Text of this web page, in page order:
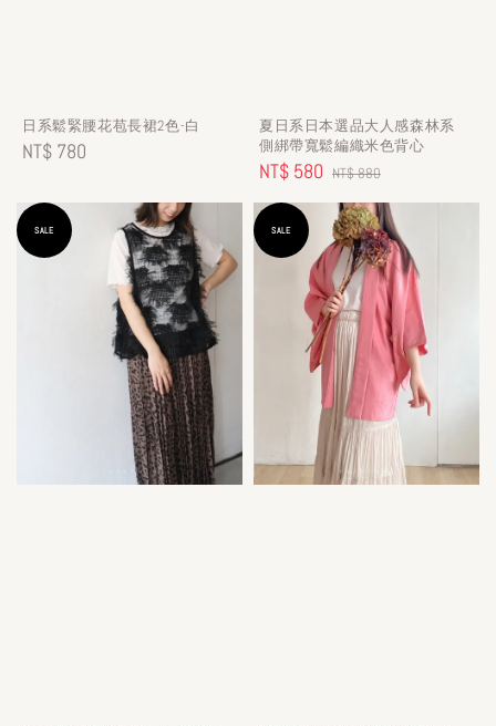
日系鬆緊腰花苞長裙2色-白
Regular
NT$ 780
夏日系日本選品大人感森林系
側綁帶寬鬆編織米色背心
Sale
price
NT$ 580 Regular
price
NT$ 880
SALE SALE